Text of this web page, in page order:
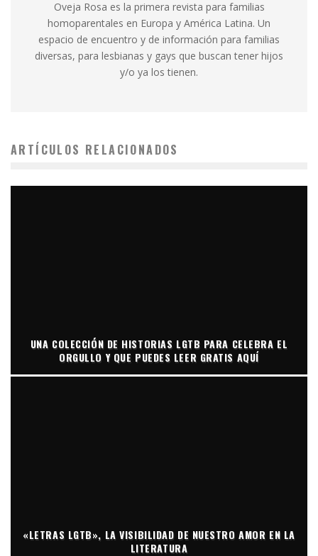
Oveja Rosa es la primera revista para familias
homoparentales en Europa y América Latina. Un
espacio de encuentro y de información para familias
diversas, para lesbianas y gays que buscan tener hijos
y/o ya los tienen.
ARTÍCULOS RELACIONADOS
UNA COLECCIÓN DE HISTORIAS LGTB PARA CELEBRA EL
ORGULLO Y QUE PUEDES LEER GRATIS AQUÍ
«LETRAS LGTB», LA VISIBILIDAD DE NUESTRO AMOR EN LA
LITERATURA